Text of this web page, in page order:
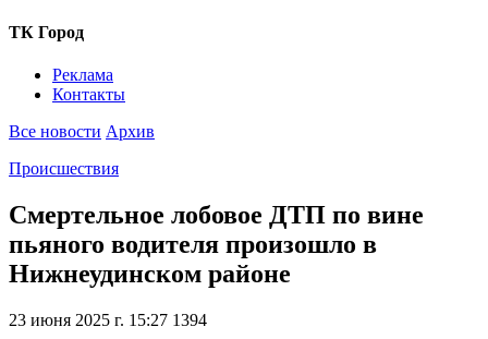
ТК Город
Реклама
Контакты
Все новости Архив
Происшествия
Смертельное лобовое ДТП по вине
пьяного водителя произошло в
Нижнеудинском районе
23 июня 2025 г. 15:27 1394